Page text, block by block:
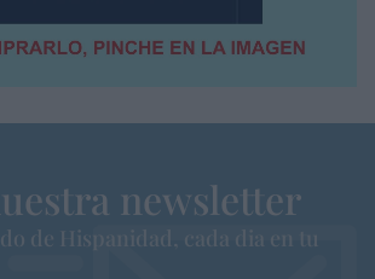
newsletter
de Hispanidad, cada dia en tu